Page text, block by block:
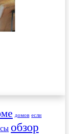
домов если
обзор